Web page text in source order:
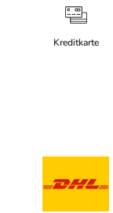
Kreditkarte